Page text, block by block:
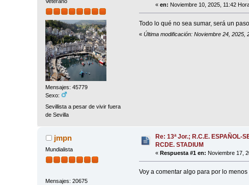
Mensajes: 45779
Sexo:
Sevillista a pesar de vivir fuera
de Sevilla
«en: Noviembre 10, 2025, 11:42
Todo lo qué no sea sumar, será un
« Última modificación: Noviembre 24, 2025,
jmpn
Mundialista
Mensajes: 20675
Re: 13ª Jor.; R.C.E. ESPAÑOL-
RCDE. STADIUM
«Respuesta #1 en: Noviembre 17,
Voy a comentar algo para por lo